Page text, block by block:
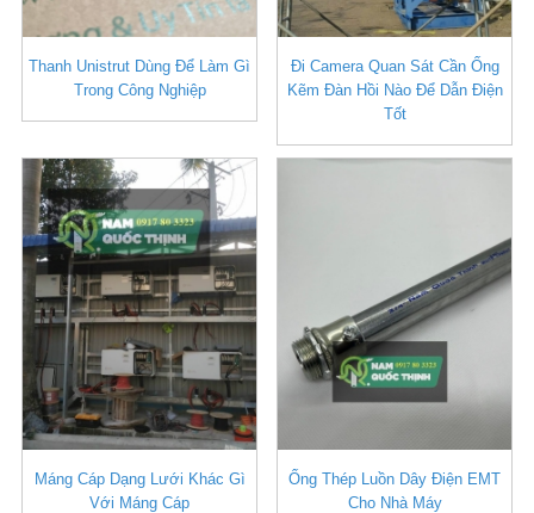
Thanh Unistrut Dùng Để Làm Gì
Trong Công Nghiệp
Đi Camera Quan Sát Cần Ống
Kẽm Đàn Hồi Nào Để Dẫn Điện
Tốt
Máng Cáp Dạng Lưới Khác Gì
Với Máng Cáp
Ống Thép Luồn Dây Điện EMT
Cho Nhà Máy